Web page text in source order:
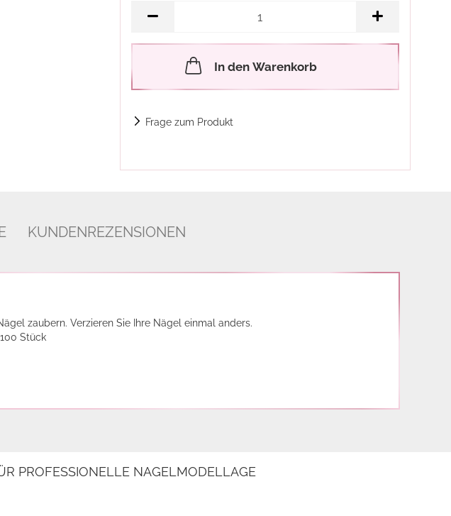
In den Warenkorb
Frage zum Produkt
KUNDENREZENSIONEN
zaubern. Verzieren Sie Ihre Nägel einmal anders.
Stück
PROFESSIONELLE NAGELMODELLAGE